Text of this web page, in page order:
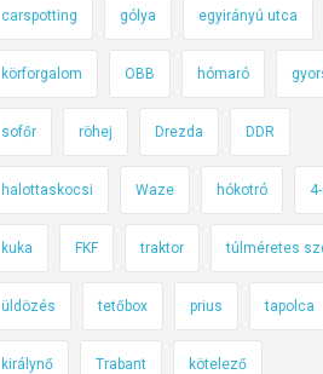
carspotting gólya egyirányú utca
körforgalom OBB hómaró
sofőr röhej Drezda DDR
halottaskocsi Waze hókotró
kuka FKF traktor túlméretes
üldözés tetőbox prius tapolca
királynő Trabant kötelező